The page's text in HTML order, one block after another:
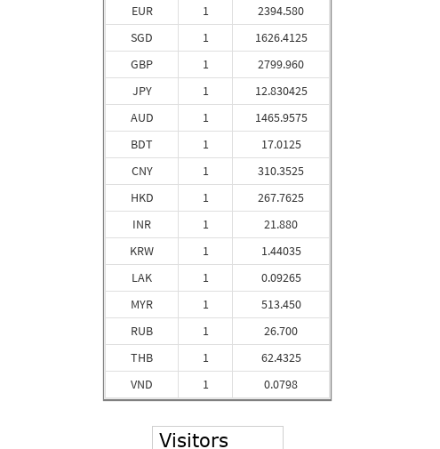
EUR
SGD
GBP
JPY
AUD
BDT
CNY
HKD
INR
KRW
LAK
MYR
RUB
THB
VND
1
1
1
1
1
1
1
1
1
1
1
1
1
1
1
2394.580
1626.4125
2799.960
12.830425
1465.9575
17.0125
310.3525
267.7625
21.880
1.44035
0.09265
513.450
26.700
62.4325
0.0798